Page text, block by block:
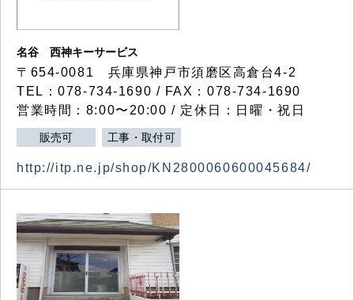
名谷 西神キーサービス
〒654-0081 兵庫県神戸市須磨区高倉台4-2
TEL：078-734-1690 / FAX：078-734-1690
営業時間：8:00〜20:00 / 定休日：日曜・祝日
販売可 工事・取付可
http://itp.ne.jp/shop/KN2800060600045684/